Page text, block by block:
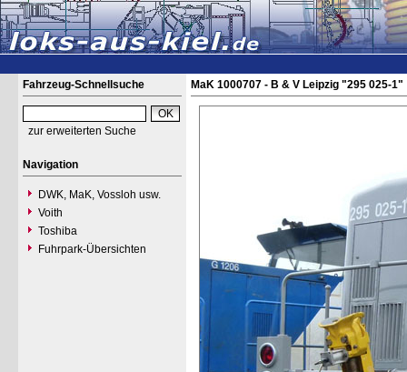
Fahrzeug-Schnellsuche
zur erweiterten Suche
Navigation
DWK, MaK, Vossloh usw.
Voith
Toshiba
Fuhrpark-Übersichten
MaK 1000707 - B & V Leipzig "295 025-1"